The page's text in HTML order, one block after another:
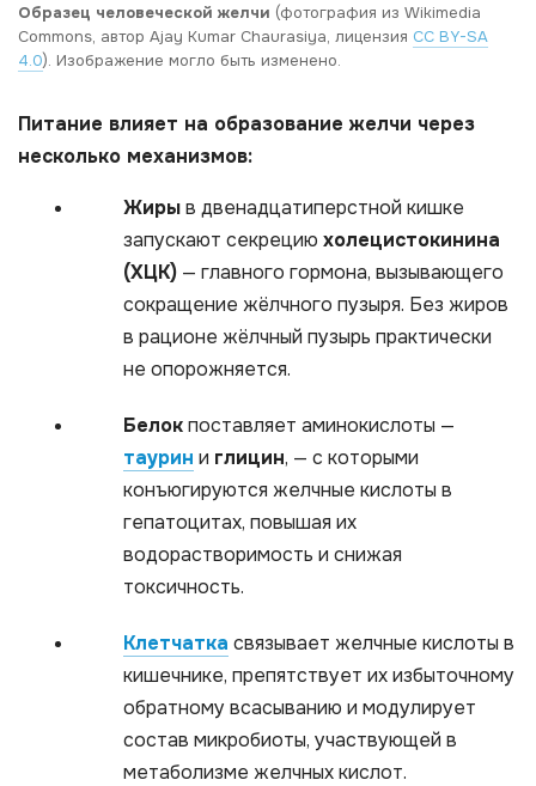
Образец человеческой желчи (фотография из Wikimedia
Commons, автор Ajay Kumar Chaurasiya, лицензия CC BY-SA
4.0). Изображение могло быть изменено.
Питание влияет на образование желчи через
несколько механизмов:
Жирыв двенадцатиперстной кишке
запускают секрецию холецистокинина
(ХЦК) — главного гормона, вызывающего
сокращение жёлчного пузыря. Без жиров
в рационе жёлчный пузырь практически
не опорожняется.
Белокпоставляет аминокислоты —
таурин и глицин, — с которыми
конъюгируются желчные кислоты в
гепатоцитах, повышая их
водорастворимость и снижая
токсичность.
Клетчатка связывает желчные кислоты в
кишечнике, препятствует их избыточному
обратному всасыванию и модулирует
состав микробиоты, участвующей в
метаболизме желчных кислот.